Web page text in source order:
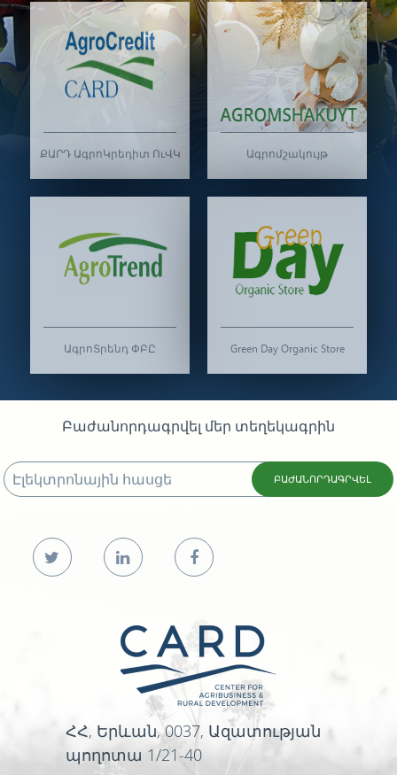
ՔԱՐԴ ԱգրոԿրեդիտ ՈւՎԿ Ագրոմշակույթ
ԱգրոՏրենդ ՓԲԸ Green Day Organic Store
Բաժանորդագրվել մեր տեղեկագրին
ԲԱԺԱՆՈՐԴԱԳՐՎԵԼ
ՀՀ, Երևան, 0037, Ազատության
պողոտա 1/21-40